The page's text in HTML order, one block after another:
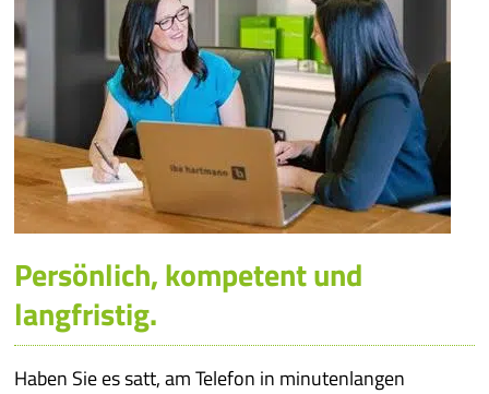
Persönlich, kompetent und
langfristig.
Haben Sie es satt, am Telefon in minutenlangen